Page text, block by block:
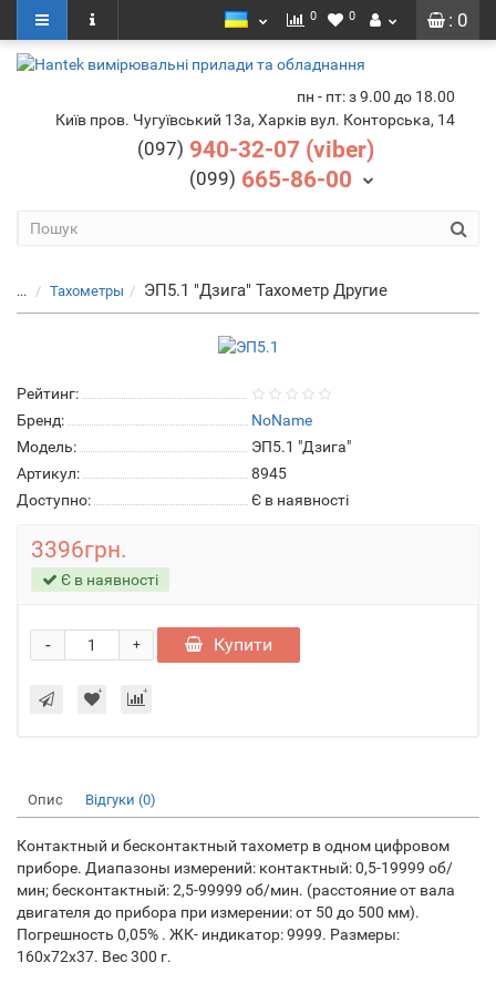
: 0
0 0
пн - пт: з 9.00 до 18.00
Київ пров. Чугуївський 13а, Харків вул. Конторська, 14
(097) 940-32-07 (viber)
(099) 665-86-00
... Тахометры ЭП5.1 "Дзига" Тахометр Другие
Рейтинг:
Бренд:
NoName
Модель:
ЭП5.1 "Дзига"
Артикул:
8945
Доступно:
Є в наявності
3396грн.
Є в наявності
+
- Купити
Опис Відгуки (0)
Контактный и бесконтактный тахометр в одном цифровом
приборе. Диапазоны измерений: контактный: 0,5-19999 об/
мин; бесконтактный: 2,5-99999 об/мин. (расстояние от вала
двигателя до прибора при измерении: от 50 до 500 мм).
Погрешность 0,05% . ЖК- индикатор: 9999. Размеры:
160x72x37. Вес 300 г.